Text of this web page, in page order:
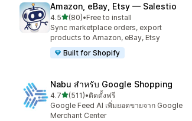
Amazon, eBay, Etsy — Salestio
4.5เต็ม 5 ดาว
(80)
ทั้งหมด 80 รีวิว
•Free to install
Sync marketplace orders, export
products to Amazon, eBay, Etsy
Built for Shopify
Nabu สำหรับ Google Shopping
4.7เต็ม 5 ดาว
(511)
ทั้งหมด 511 รีวิว
•ติดตั้งฟรี
Google Feed AI เพิ่มยอดขายจาก Google
Merchant Center